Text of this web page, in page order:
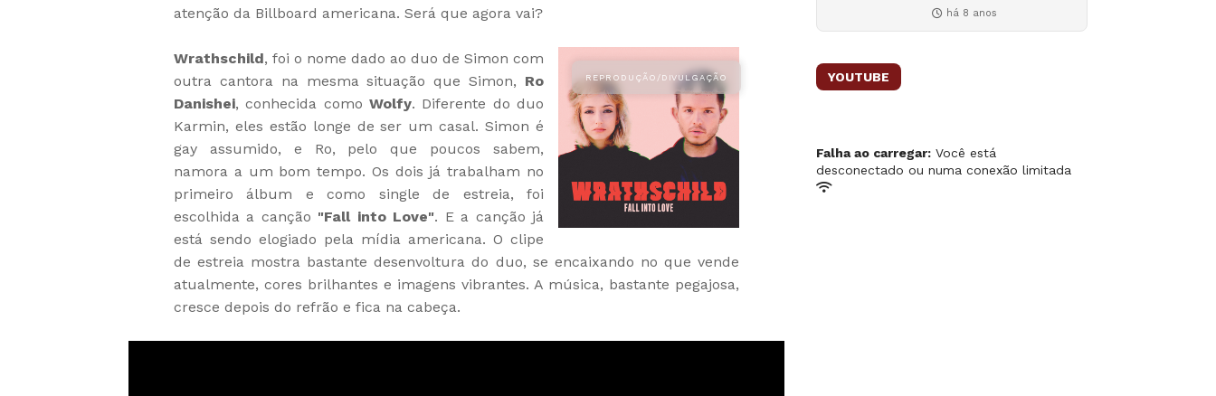
atenção da Billboard americana. Será que agora vai?
Wrathschild, foi o nome dado ao duo de Simon com
outra cantora na mesma situação que Simon, Ro
Danishei, conhecida como Wolfy. Diferente do duo
Karmin, eles estão longe de ser um casal. Simon é
gay assumido, e Ro, pelo que poucos sabem,
namora a um bom tempo. Os dois já trabalham no
primeiro álbum e como single de estreia, foi
escolhida a canção "Fall into Love". E a canção já
está sendo elogiado pela mídia americana. O clipe
de estreia mostra bastante desenvoltura do duo, se encaixando no que vende
atualmente, cores brilhantes e imagens vibrantes. A música, bastante pegajosa,
cresce depois do refrão e fica na cabeça.
há 8 anos
YOUTUBE
Falha ao carregar: Você está
desconectado ou numa conexão limitada